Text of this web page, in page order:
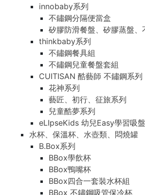
innobaby系列
不鏽鋼分隔便當盒
矽膠防滑餐盤、矽膠蒸盤
thinkbaby系列
不鏽鋼餐具組
不鏽鋼兒童餐盤套組
CUITISAN 酷藝師 不鏽鋼系列
花神系列
藝匠、初行、征旅系列
兒童酷夢系列
eLIpseKids 幼兒Easy學習吸
水杯、保溫杯、水壺類、悶燒罐
B.Box系列
BBox學飲杯
BBox鴨嘴杯
BBox四合一套裝水杯組
BBox 不鏽鋼吸管保冷杯